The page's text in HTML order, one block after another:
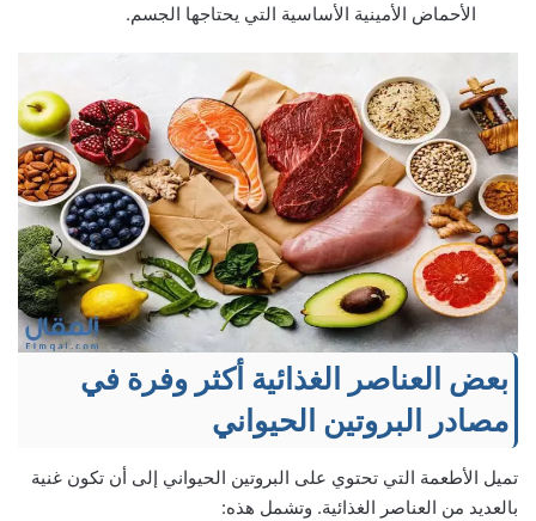
الأحماض الأمينية الأساسية التي يحتاجها الجسم.
بعض العناصر الغذائية أكثر وفرة في
مصادر البروتين الحيواني
تميل الأطعمة التي تحتوي على البروتين الحيواني إلى أن تكون غنية
بالعديد من العناصر الغذائية. وتشمل هذه: